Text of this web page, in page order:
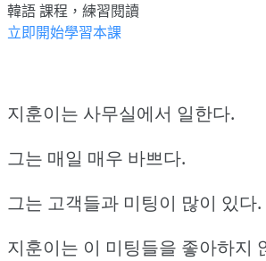
韓語 課程，練習閱讀
立即開始學習本課
지훈이는 사무실에서 일한다.
그는 매일 매우 바쁘다.
그는 고객들과 미팅이 많이 있다.
지훈이는 이 미팅들을 좋아하지